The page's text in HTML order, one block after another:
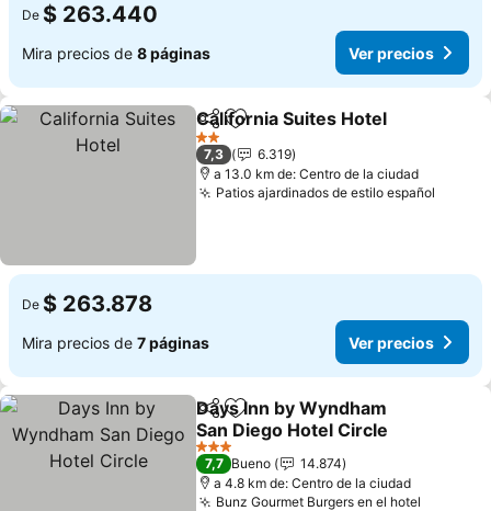
De $ 263.440
Mira precios de 8 páginas Ver precios
CompartirAgregar a favoritos
California Suites Hotel
2 Estrellas
7,3
6.319
a 13.0 km de: Centro de la ciudad
Patios ajardinados de estilo español
De $ 263.878
Mira precios de 7 páginas Ver precios
CompartirAgregar a favoritos
Days Inn by Wyndham
San Diego Hotel Circle
Ver precios
3 Estrellas
7,7 Bueno
14.874
a 4.8 km de: Centro de la ciudad
Bunz Gourmet Burgers en el hotel